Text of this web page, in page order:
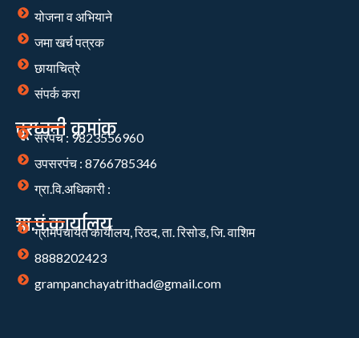
योजना व अभियाने
जमा खर्च पत्रक
छायाचित्रे
संपर्क करा
दूरध्वनी क्रमांक
सरपंच : 9823556960
उपसरपंच : 8766785346
ग्रा.वि.अधिकारी :
ग्रा.पं.कार्यालय
ग्रामपंचायत कार्यालय, रिठद, ता. रिसोड, जि. वाशिम
8888202423
grampanchayatrithad@gmail.com